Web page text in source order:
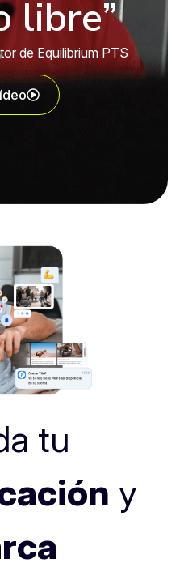
libre”
de Equilibrium PTS
tu
y